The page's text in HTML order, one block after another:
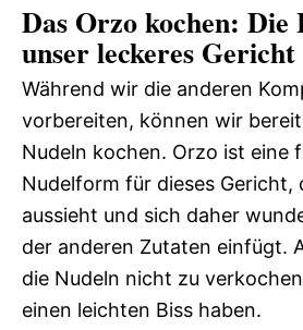
Das Orzo kochen: Die
unser leckeres Gericht
Während wir die anderen
vorbereiten, können wir
Nudeln kochen. Orzo ist eine
Nudelform für dieses Gericht,
aussieht und sich daher
der anderen Zutaten einfügt.
die Nudeln nicht zu
einen leichten Biss haben.